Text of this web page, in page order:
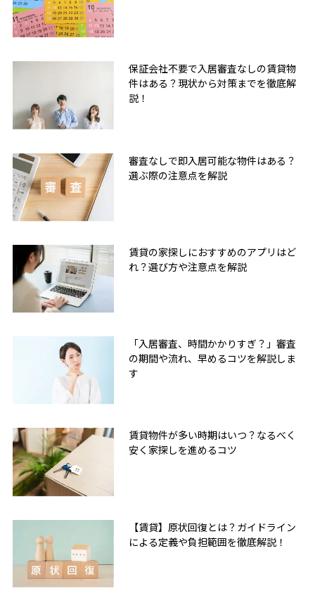
保証会社不要で入居審査なしの賃貸物
件はある？現状から対策までを徹底解
説！
審査なしで即入居可能な物件はある？
選ぶ際の注意点を解説
賃貸の家探しにおすすめのアプリはど
れ？選び方や注意点を解説
「入居審査、時間かかりすぎ？」審査
の期間や流れ、早めるコツを解説しま
す
賃貸物件が多い時期はいつ？なるべく
安く家探しを進めるコツ
【賃貸】原状回復とは？ガイドライン
による定義や負担範囲を徹底解説！